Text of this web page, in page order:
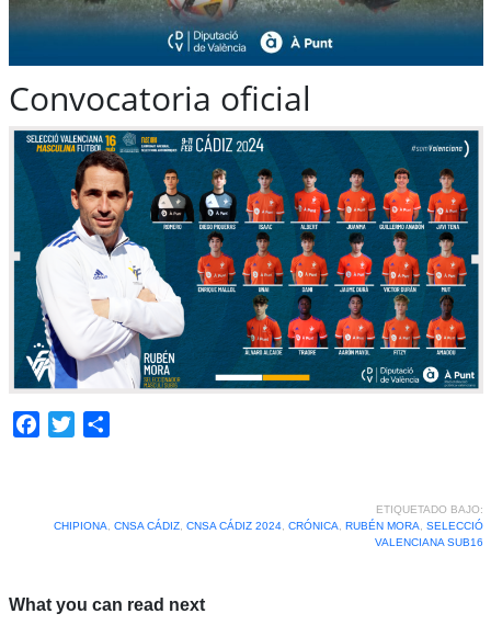
Convocatoria oficial
Facebook
Twitter
ETIQUETADO BAJO:
CHIPIONA
CNSA CÁDIZ, CNSA CÁDIZ 2024, CRÓNICA RUBÉN MORA
SELECCIÓ
VALENCIANA SUB16
What you can read next